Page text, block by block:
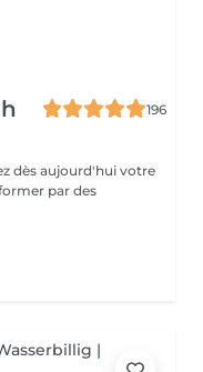
196
dès aujourd'hui votre
par des